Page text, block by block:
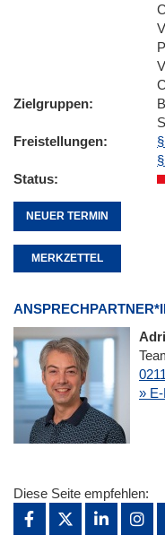
Zielgruppen
Freistellungen
Status
NEUER TERMIN
MERKZETTEL
»
Diese Seite empfehlen: